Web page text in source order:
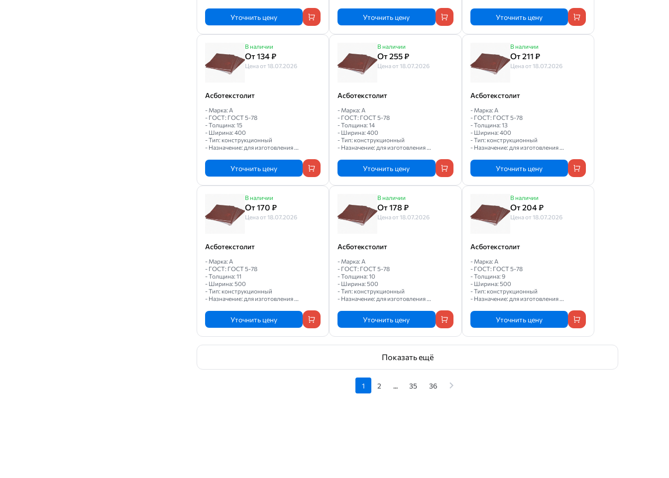
Уточнить цену Уточнить цену Уточнить цену
В наличии
От 134 ₽
Цена от 18.07.2026
Асботекстолит
- Марка: А
- ГОСТ: ГОСТ 5-78
- Толщина: 15
- Ширина: 400
- Тип: конструкционный
- Назначение: для изготовления ...
Уточнить цену
В наличии
От 255 ₽
Цена от 18.07.2026
Асботекстолит
- Марка: А
- ГОСТ: ГОСТ 5-78
- Толщина: 14
- Ширина: 400
- Тип: конструкционный
- Назначение: для изготовления ...
Уточнить цену
В наличии
От 211 ₽
Цена от 18.07.2026
Асботекстолит
- Марка: А
- ГОСТ: ГОСТ 5-78
- Толщина: 13
- Ширина: 400
- Тип: конструкционный
- Назначение: для изготовления ...
Уточнить цену
В наличии
От 170 ₽
Цена от 18.07.2026
Асботекстолит
- Марка: А
- ГОСТ: ГОСТ 5-78
- Толщина: 11
- Ширина: 500
- Тип: конструкционный
- Назначение: для изготовления ...
Уточнить цену
В наличии
От 178 ₽
Цена от 18.07.2026
Асботекстолит
- Марка: А
- ГОСТ: ГОСТ 5-78
- Толщина: 10
- Ширина: 500
- Тип: конструкционный
- Назначение: для изготовления ...
Уточнить цену
В наличии
От 204 ₽
Цена от 18.07.2026
Асботекстолит
- Марка: А
- ГОСТ: ГОСТ 5-78
- Толщина: 9
- Ширина: 500
- Тип: конструкционный
- Назначение: для изготовления ...
Уточнить цену
Показать ещё
1 2 ... 35 36